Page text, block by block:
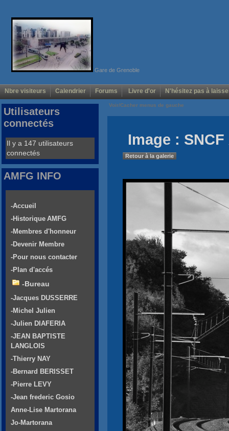
Gare de Grenoble
Nbre visiteurs Calendrier Forums Livre d'or N'hésitez pas à
Voir/Cacher menus de gauche
Image :
Retour à la galerie
Utilisateurs
connectés
Il y a 147 utilisateurs
connectés
AMFG INFO
-Accueil
-Historique AMFG
-Membres d'honneur
-Devenir Membre
-Pour nous contacter
-Plan d'accés
-Bureau
-Jacques DUSSERRE
-Michel Julien
-Julien DIAFERIA
-JEAN BAPTISTE
LANGLOIS
-Thierry NAY
-Bernard BERISSET
-Pierre LEVY
-Jean frederic Gosio
Anne-Lise Martorana
Jo-Martorana